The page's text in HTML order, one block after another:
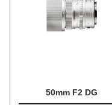
50mm F2 DG